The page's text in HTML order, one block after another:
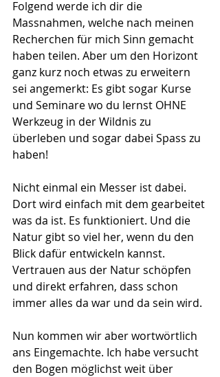
Folgend werde ich dir die
Massnahmen, welche nach meinen
Recherchen für mich Sinn gemacht
haben teilen. Aber um den Horizont
ganz kurz noch etwas zu erweitern
sei angemerkt: Es gibt sogar Kurse
und Seminare wo du lernst OHNE
Werkzeug in der Wildnis zu
überleben und sogar dabei Spass zu
haben!
Nicht einmal ein Messer ist dabei.
Dort wird einfach mit dem gearbeitet
was da ist. Es funktioniert. Und die
Natur gibt so viel her, wenn du den
Blick dafür entwickeln kannst.
Vertrauen aus der Natur schöpfen
und direkt erfahren, dass schon
immer alles da war und da sein wird.
Nun kommen wir aber wortwörtlich
ans Eingemachte. Ich habe versucht
den Bogen möglichst weit über